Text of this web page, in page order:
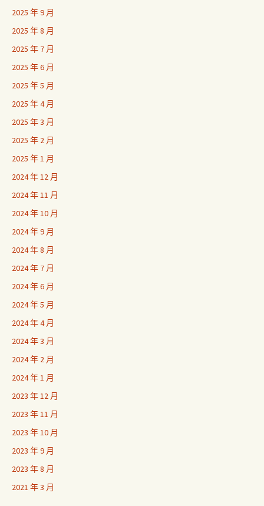
2025 年 9 月
2025 年 8 月
2025 年 7 月
2025 年 6 月
2025 年 5 月
2025 年 4 月
2025 年 3 月
2025 年 2 月
2025 年 1 月
2024 年 12 月
2024 年 11 月
2024 年 10 月
2024 年 9 月
2024 年 8 月
2024 年 7 月
2024 年 6 月
2024 年 5 月
2024 年 4 月
2024 年 3 月
2024 年 2 月
2024 年 1 月
2023 年 12 月
2023 年 11 月
2023 年 10 月
2023 年 9 月
2023 年 8 月
2021 年 3 月